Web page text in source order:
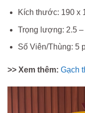
Kích thước: 190 x
Trọng lượng: 2.5 –
Số Viên/Thùng: 5
>> Xem thêm: Gạch